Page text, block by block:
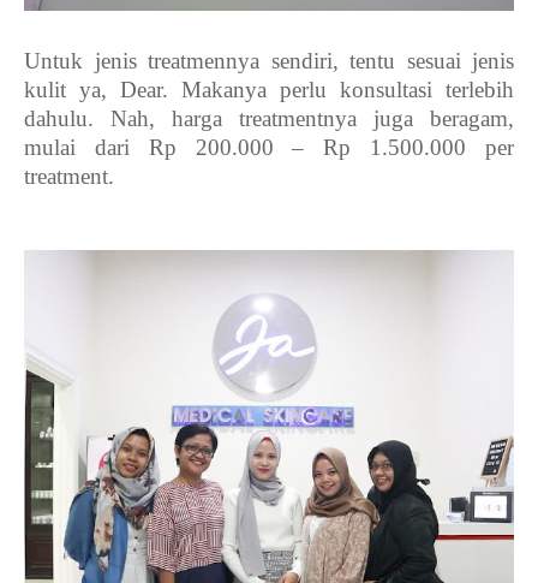
Untuk jenis treatmennya sendiri, tentu sesuai jenis
kulit ya, Dear. Makanya perlu konsultasi terlebih
dahulu. Nah, harga treatmentnya juga beragam,
mulai dari Rp 200.000 – Rp 1.500.000 per
treatment.